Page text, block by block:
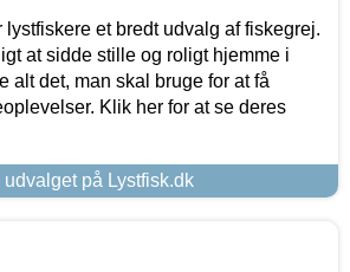
lystfiskere et bredt udvalg af fiskegrej.
at sidde stille og roligt hjemme i
alt det, man skal bruge for at få
Klik her for at se deres
udvalget på Lystfisk.dk